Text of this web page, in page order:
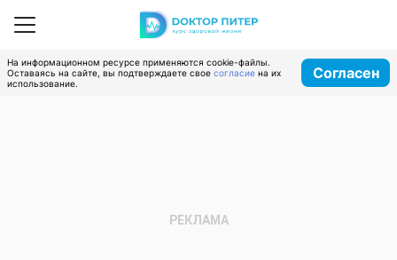
На информационном ресурсе применяются cookie-файлы.
Оставаясь на сайте, вы подтверждаете свое согласие на их
использование.
Согласен